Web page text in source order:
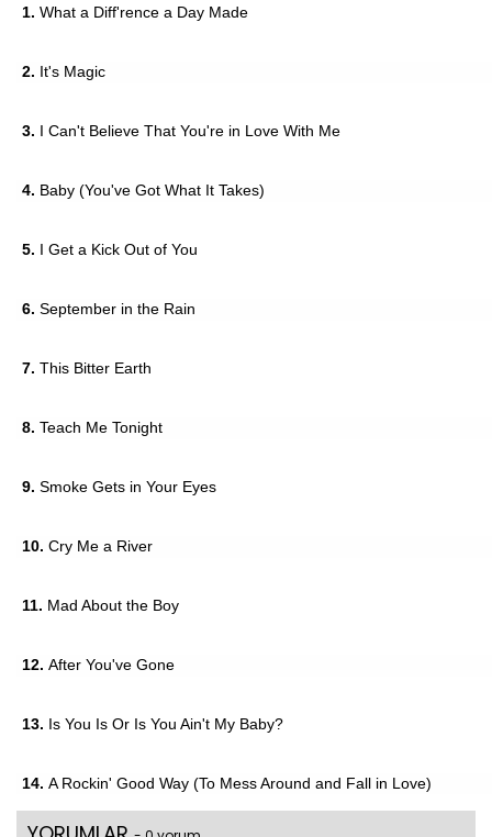
1. What a Diff'rence a Day Made
2. It's Magic
3. I Can't Believe That You're in Love With Me
4. Baby (You've Got What It Takes)
5. I Get a Kick Out of You
6. September in the Rain
7. This Bitter Earth
8. Teach Me Tonight
9. Smoke Gets in Your Eyes
10. Cry Me a River
11. Mad About the Boy
12. After You've Gone
13. Is You Is Or Is You Ain't My Baby?
14. A Rockin' Good Way (To Mess Around and Fall in Love)